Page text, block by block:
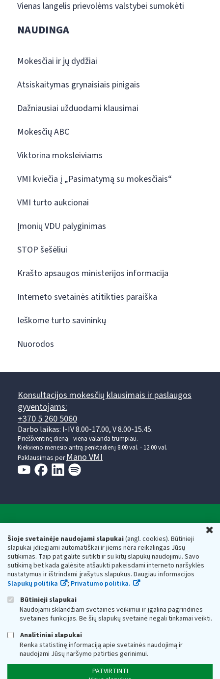
Šioje svetainėje naudojami slapukai(angl. cookies). Būtinieji
slapukai įdiegiami automatiškai ir jiems nėra reikalingas Jūsų
sutikimas. Taip pat galite sutikti ir su kitų slapukų naudojimu. Savo
sutikimą bet kada galėsite atšaukti pakeisdami interneto naršyklės
nustatymus ir ištrindami įrašytus slapukus. Daugiau informacijos
Slapukų politika
; Privatumo politika.
Būtinieji slapukai
Naudojami sklandžiam svetainės veikimui ir įgalina pagrindines
svetainės funkcijas. Be šių slapukų svetainė negali tinkamai veikti.
Analitiniai slapukai
Renka statistinę informaciją apie svetainės naudojimą ir
naudojami Jūsų naršymo patirties gerinimui.
PATVIRTINTI
Vienas langelis prievolėms valstybei sumokėti
NAUDINGA
Mokesčiai ir jų dydžiai
Atsiskaitymas grynaisiais pinigais
Dažniausiai užduodami klausimai
Mokesčių ABC
Viktorina moksleiviams
VMI kviečia į „Pasimatymą su mokesčiais“
VMI turto aukcionai
Įmonių VDU palyginimas
STOP šešėliui
Krašto apsaugos ministerijos informacija
Interneto svetainės atitikties paraiška
Ieškome turto savininkų
Nuorodos
Konsultacijos mokesčių klausimais ir paslaugos
gyventojams:
+370 5 260 5060
Darbo laikas: I-IV 8.00-17.00, V 8.00-15.45.
Prieššventinę dieną - viena valanda trumpiau.
Kiekvieno mėnesio antrą penktadienį 8.00 val. - 12.00 val.
Paklausimas per Mano VMI
Respublikos finansų ministerijos
Biudžetinė įstaiga. Juridinio asmens kodas — 188659752,
adresas: Vasario 16-osios g. 14, 01107 Vilnius, Lietuva, el.paštas:
vmi@vmi.lt, E. pristatymo dėžutės adresas 188659752
Duomenys apie Valstybinę mokesčių inspekciją prie Lietuvos
Respublikos finansų ministerijos kaupiami ir saugomi Juridinių